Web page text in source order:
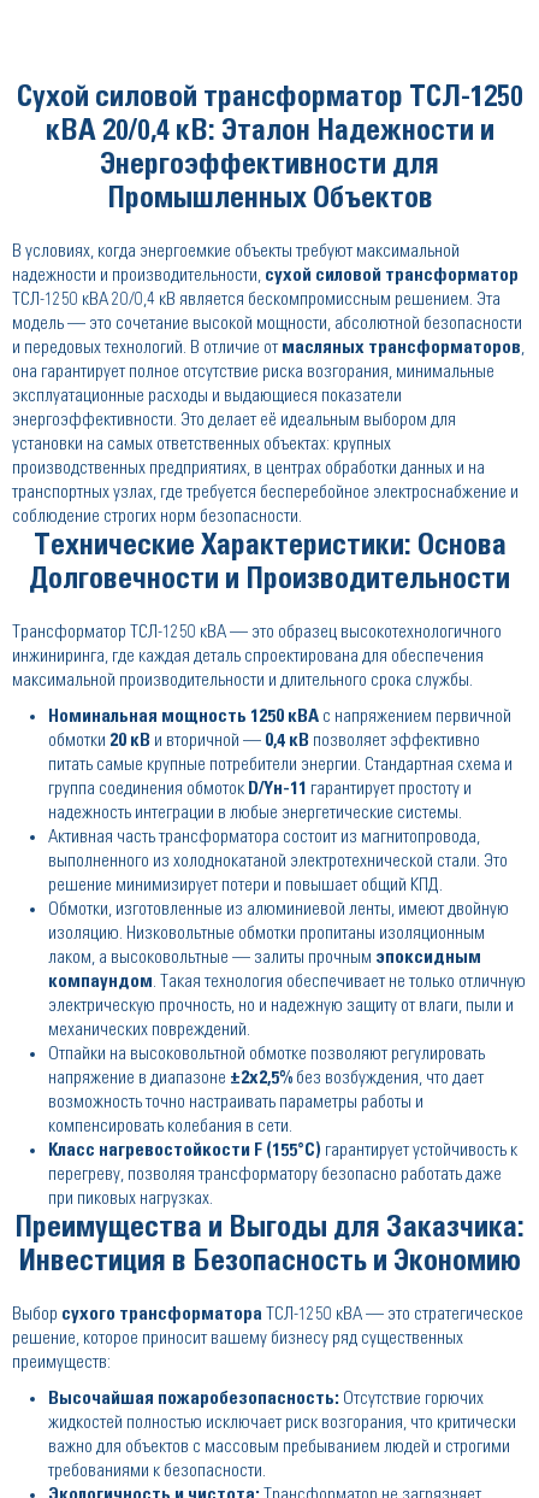
Сухой силовой трансформатор ТСЛ-1250
кВА 20/0,4 кВ: Эталон Надежности и
Энергоэффективности для
Промышленных Объектов
В условиях, когда энергоемкие объекты требуют максимальной
надежности и производительности, сухой силовой трансформатор
ТСЛ-1250 кВА 20/0,4 кВ является бескомпромиссным решением. Эта
модель — это сочетание высокой мощности, абсолютной безопасности
и передовых технологий. В отличие от масляных трансформаторов,
она гарантирует полное отсутствие риска возгорания, минимальные
эксплуатационные расходы и выдающиеся показатели
энергоэффективности. Это делает её идеальным выбором для
установки на самых ответственных объектах: крупных
производственных предприятиях, в центрах обработки данных и на
транспортных узлах, где требуется бесперебойное электроснабжение и
соблюдение строгих норм безопасности.
Технические Характеристики: Основа
Долговечности и Производительности
Трансформатор ТСЛ-1250 кВА — это образец высокотехнологичного
инжиниринга, где каждая деталь спроектирована для обеспечения
максимальной производительности и длительного срока службы.
Номинальная мощность 1250 кВА с напряжением первичной
обмотки 20 кВ и вторичной — 0,4 кВ позволяет эффективно
питать самые крупные потребители энергии. Стандартная схема и
группа соединения обмоток D/Yн-11 гарантирует простоту и
надежность интеграции в любые энергетические системы.
Активная часть трансформатора состоит из магнитопровода,
выполненного из холоднокатаной электротехнической стали. Это
решение минимизирует потери и повышает общий КПД.
Обмотки, изготовленные из алюминиевой ленты, имеют двойную
изоляцию. Низковольтные обмотки пропитаны изоляционным
лаком, а высоковольтные — залиты прочным эпоксидным
компаундом. Такая технология обеспечивает не только отличную
электрическую прочность, но и надежную защиту от влаги, пыли и
механических повреждений.
Отпайки на высоковольтной обмотке позволяют регулировать
напряжение в диапазоне ±2x2,5% без возбуждения, что дает
возможность точно настраивать параметры работы и
компенсировать колебания в сети.
Класс нагревостойкости F (155°C) гарантирует устойчивость к
перегреву, позволяя трансформатору безопасно работать даже
при пиковых нагрузках.
Преимущества и Выгоды для Заказчика:
Инвестиция в Безопасность и Экономию
Выбор сухого трансформатора ТСЛ-1250 кВА — это стратегическое
решение, которое приносит вашему бизнесу ряд существенных
преимуществ:
Высочайшая пожаробезопасность: Отсутствие горючих
жидкостей полностью исключает риск возгорания, что критически
важно для объектов с массовым пребыванием людей и строгими
требованиями к безопасности.